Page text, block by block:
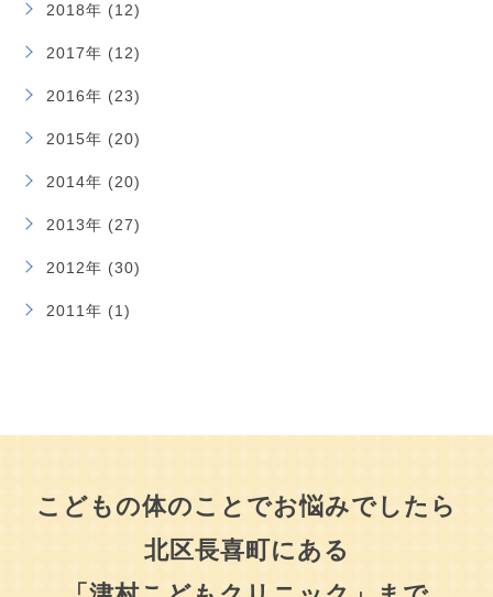
2018年 (12)
2017年 (12)
2016年 (23)
2015年 (20)
2014年 (20)
2013年 (27)
2012年 (30)
2011年 (1)
こどもの体のことでお悩みでしたら
北区長喜町にある